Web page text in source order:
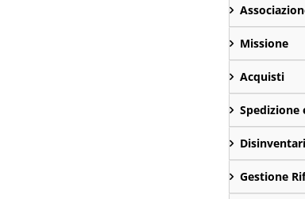
Missione
Acquisti
Spedizione
Gestione